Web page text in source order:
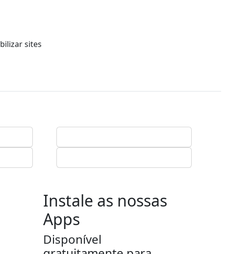
sites
Instale as nossas
Apps
Disponível